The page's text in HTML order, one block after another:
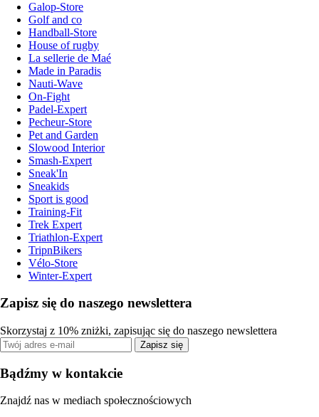
Galop-Store
Golf and co
Handball-Store
House of rugby
La sellerie de Maé
Made in Paradis
Nauti-Wave
On-Fight
Padel-Expert
Pecheur-Store
Pet and Garden
Slowood Interior
Smash-Expert
Sneak'In
Sneakids
Sport is good
Training-Fit
Trek Expert
Triathlon-Expert
TripnBikers
Vélo-Store
Winter-Expert
Zapisz się do naszego newslettera
Skorzystaj z 10% zniżki, zapisując się do naszego newslettera
Zapisz się
Bądźmy w kontakcie
Znajdź nas w mediach społecznościowych